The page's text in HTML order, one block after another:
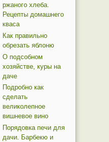
ржаного хлеба.
Рецепты домашнего
кваса
Как правильно
обрезать яблоню
О подсобном
хозяйстве, куры на
даче
Подробно как
сделать
великолепное
вишневое вино
Порядовка печи для
дачи. Барбекю и